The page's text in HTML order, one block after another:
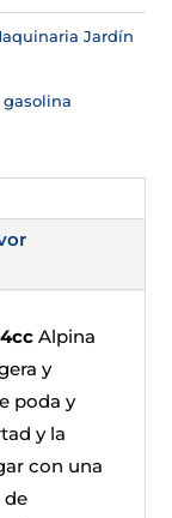
Jardín
gasolina
Alpina
y
poda y
y la
con una
de